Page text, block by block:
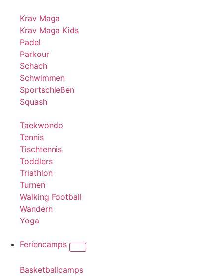
Krav Maga
Krav Maga Kids
Padel
Parkour
Schach
Schwimmen
Sportschießen
Squash
Taekwondo
Tennis
Tischtennis
Toddlers
Triathlon
Turnen
Walking Football
Wandern
Yoga
Feriencamps
Basketballcamps